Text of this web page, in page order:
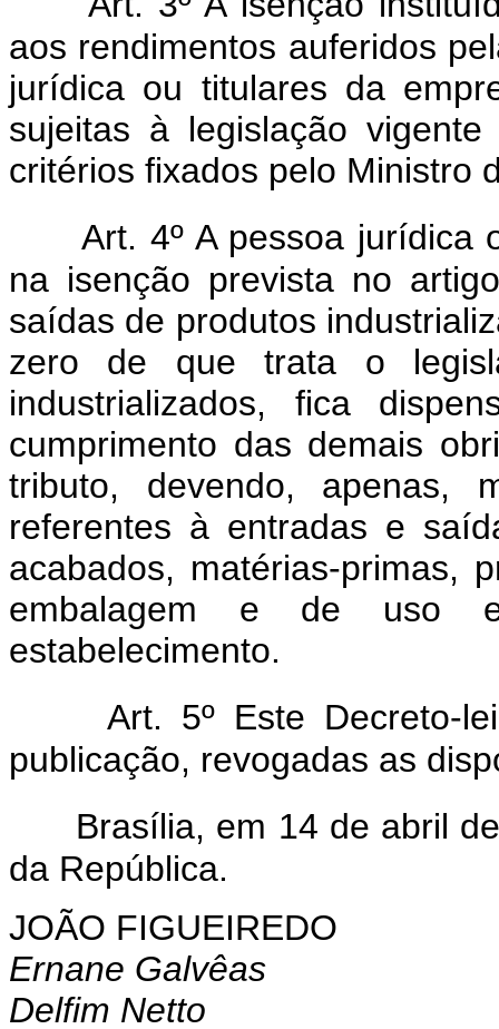
aos rendimentos auferidos
jurídica ou titulares da
sujeitas à legislação
critérios fixados pelo Ministro
Art. 4º A pessoa jurídica
na isenção prevista no
saídas de produtos
zero de que trata o
industrializados, fica
cumprimento das demais
tributo, devendo, apenas,
referentes à entradas e
acabados, matérias-primas,
embalagem e de uso
estabelecimento.
Art. 5º Este Decreto-
publicação, revogadas as
Brasília, em 14 de abril
da República.
JOÃO FIGUEIREDO
Ernane Galvêas
Delfim Netto